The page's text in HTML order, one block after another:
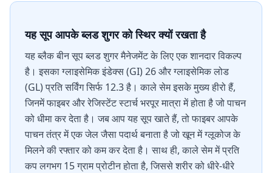
यह सूप आपके ब्लड शुगर को स्थिर क्यों रखता है
यह ब्लैक बीन सूप ब्लड शुगर मैनेजमेंट के लिए एक शानदार विकल्प
है। इसका ग्लाइसेमिक इंडेक्स (GI) 26 और ग्लाइसेमिक लोड
(GL) प्रति सर्विंग सिर्फ 12.3 है। काले सेम इसके मुख्य हीरो हैं,
जिनमें फाइबर और रेजिस्टेंट स्टार्च भरपूर मात्रा में होता है जो पाचन
को धीमा कर देता है। जब आप यह सूप खाते हैं, तो फाइबर आपके
पाचन तंत्र में एक जेल जैसा पदार्थ बनाता है जो खून में ग्लूकोज के
मिलने की रफ्तार को कम कर देता है। साथ ही, काले सेम में प्रति
कप लगभग 15 ग्राम प्रोटीन होता है, जिससे शरीर को धीरे-धीरे